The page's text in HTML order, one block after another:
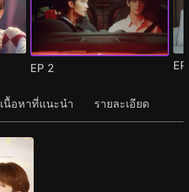
EP 2
เนื้อหาที่แนะนำ รายละเอียด